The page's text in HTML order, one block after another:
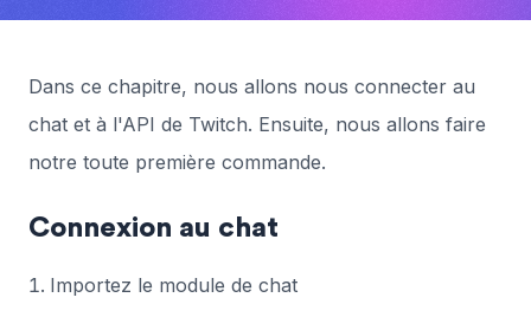
Dans ce chapitre, nous allons nous connecter au
chat et à l'API de Twitch. Ensuite, nous allons faire
notre toute première commande.
Connexion au chat
Importez le module de chat